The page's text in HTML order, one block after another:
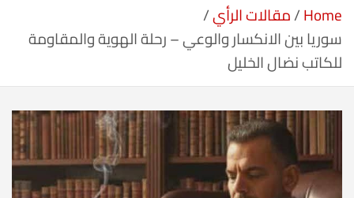
Home مقالات الرأي
سوريا بين الانكسار والوعي – رحلة الهوية والمقاومة
للكاتب نضال الخليل